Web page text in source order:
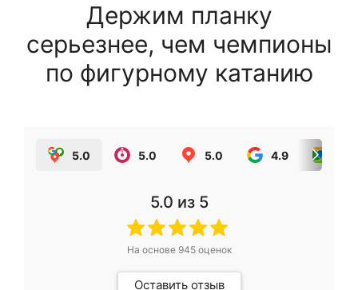
Держим планку
серьезнее, чем чемпионы
по фигурному катанию
5.0 5.0 5.0 4.9
5.0 из 5
На основе 945оценок
Оставить отзыв